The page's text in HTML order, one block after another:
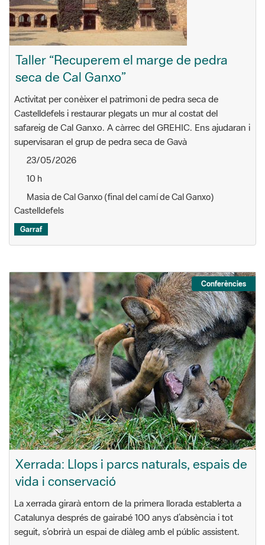
Taller “Recuperem el marge de pedra
seca de Cal Ganxo”
Activitat per conèixer el patrimoni de pedra seca de
Castelldefels i restaurar plegats un mur al costat del
safareig de Cal Ganxo. A càrrec del GREHIC. Ens ajudaran i
supervisaran el grup de pedra seca de Gavà
23/05/2026
10 h
Masia de Cal Ganxo (final del camí de Cal Ganxo)
Castelldefels
Garraf
Conferències
Xerrada: Llops i parcs naturals, espais de
vida i conservació
La xerrada girarà entorn de la primera llorada establerta a
Catalunya després de gairabé 100 anys d’absència i tot
seguit, s’obrirà un espai de diàleg amb el públic assistent.